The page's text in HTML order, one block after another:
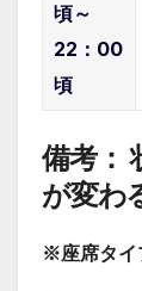
頃～
22：00
頃
備考：
が変わ
※座席タイ